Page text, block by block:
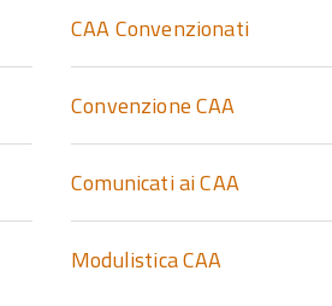
CAA Convenzionati
Convenzione CAA
Comunicati ai CAA
Modulistica CAA